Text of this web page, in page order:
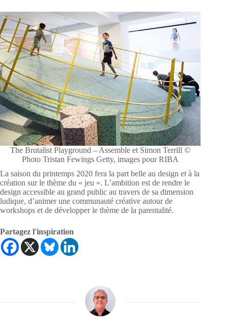
The Brutalist Playground – Assemble et Simon Terrill ©
Photo Tristan Fewings Getty, images pour RIBA
La saison du printemps 2020 fera la part belle au design et à la
création sur le thème du « jeu ». L’ambition est de rendre le
design accessible au grand public au travers de sa dimension
ludique, d’animer une communauté créative autour de
workshops et de développer le thème de la parentalité.
Partagez l'inspiration